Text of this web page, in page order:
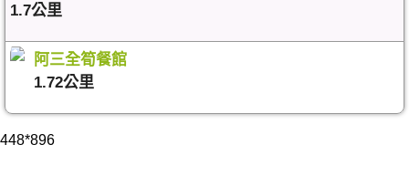
1.7公里
阿三全筍餐館
1.72公里
448*896